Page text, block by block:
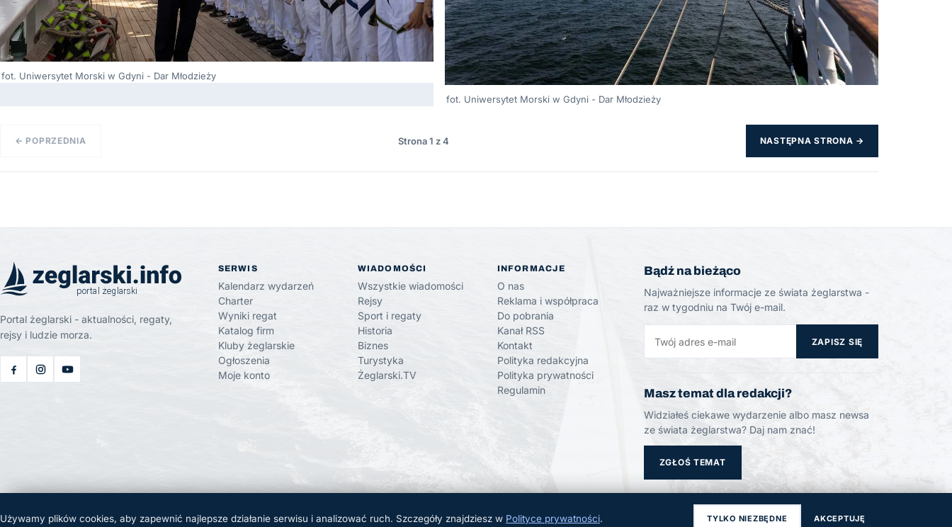
fot. Uniwersytet Morski w Gdyni - Dar Młodzieży
fot. Uniwersytet Morski w Gdyni - Dar Młodzieży
← POPRZEDNIA Strona 1 z 4 NASTĘPNA STRONA →
Portal żeglarski - aktualności, regaty,
rejsy i ludzie morza.
SERWIS
Kalendarz wydarzeń
Charter
Wyniki regat
Katalog firm
Kluby żeglarskie
Ogłoszenia
Moje konto
WIADOMOŚCI
Wszystkie wiadomości
Rejsy
Sport i regaty
Historia
Biznes
Turystyka
Żeglarski.TV
INFORMACJE
O nas
Reklama i współpraca
Do pobrania
Kanał RSS
Kontakt
Polityka redakcyjna
Polityka prywatności
Regulamin
Bądź na bieżąco
Najważniejsze informacje ze świata żeglarstwa -
raz w tygodniu na Twój e-mail.
ZAPISZ SIĘ
Masz temat dla redakcji?
Widziałeś ciekawe wydarzenie albo masz newsa
ze świata żeglarstwa? Daj nam znać!
ZGŁOŚ TEMAT
Używamy plików cookies, aby zapewnić najlepsze działanie serwisu i analizować ruch. Szczegóły znajdziesz w Polityce prywatności. TYLKO NIEZBĘDNE AKCEPTUJĘ